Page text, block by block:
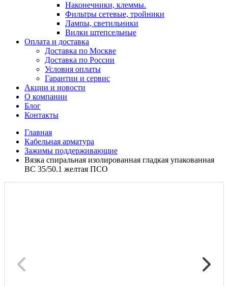
Наконечники, клеммы.
Фильтры сетевые, тройники
Лампы, светильники
Вилки штепсельные
Оплата и доставка
Доставка по Москве
Доставка по России
Условия оплаты
Гарантии и сервис
Акции и новости
О компании
Блог
Контакты
Главная
Кабельная арматура
Зажимы поддерживающие
Вязка спиральная изолированная гладкая упакованная
ВС 35/50.1 желтая ПСО